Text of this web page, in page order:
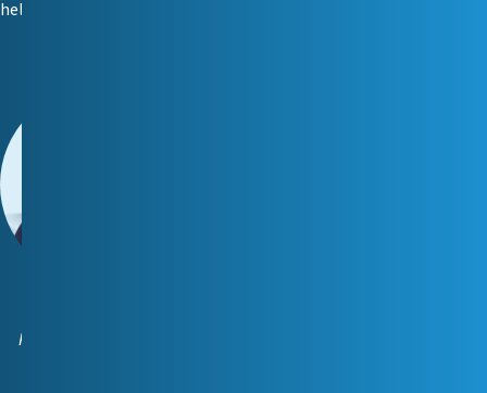
hellika.rohtmets@reiting.ee
Kliendihaldur (Tallinn)